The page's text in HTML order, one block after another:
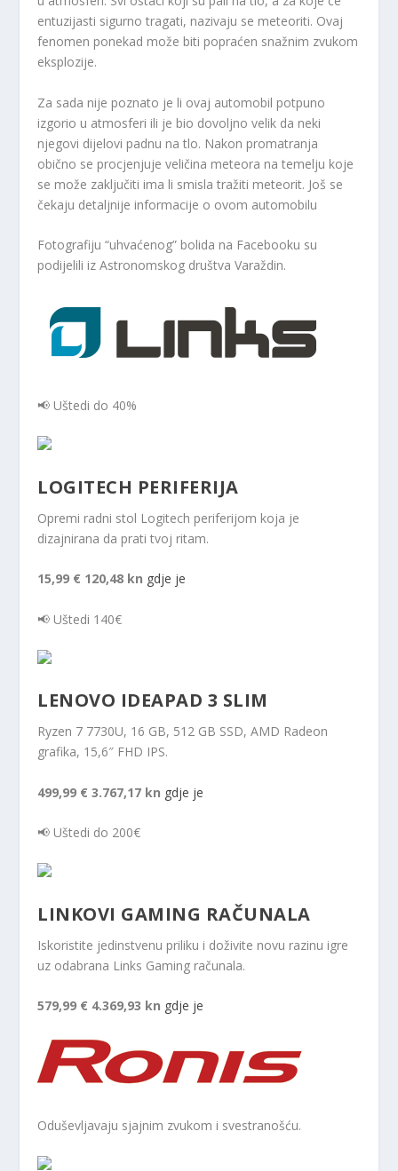
entuzijasti sigurno tragati, nazivaju se meteoriti. Ovaj
fenomen ponekad može biti popraćen snažnim zvukom
eksplozije.
Za sada nije poznato je li ovaj automobil potpuno
izgorio u atmosferi ili je bio dovoljno velik da neki
njegovi dijelovi padnu na tlo. Nakon promatranja
obično se procjenjuje veličina meteora na temelju koje
se može zaključiti ima li smisla tražiti meteorit. Još se
čekaju detaljnije informacije o ovom automobilu
Fotografiju “uhvaćenog” bolida na Facebooku su
podijelili iz Astronomskog društva Varaždin.
📢 Uštedi do 40%
LOGITECH PERIFERIJA
Opremi radni stol Logitech periferijom koja je
dizajnirana da prati tvoj ritam.
15,99 € 120,48 kn gdje je
📢 Uštedi 140€
LENOVO IDEAPAD 3 SLIM
Ryzen 7 7730U, 16 GB, 512 GB SSD, AMD Radeon
grafika, 15,6″ FHD IPS.
499,99 €3.767,17 kn gdje je
📢 Uštedi do 200€
LINKOVI GAMING RAČUNALA
Iskoristite jedinstvenu priliku i doživite novu razinu igre
uz odabrana Links Gaming računala.
579,99 € 4.369,93 kn gdje je
Oduševljavaju sjajnim zvukom i svestranošću.